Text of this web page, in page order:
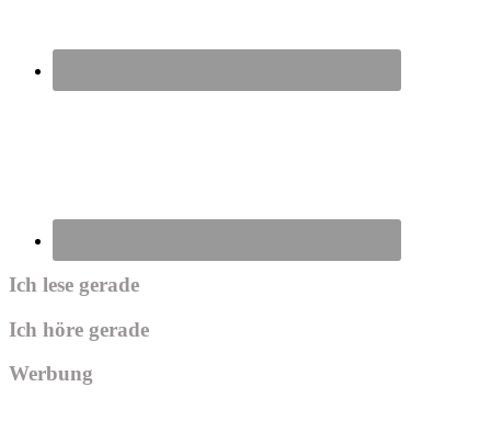
Ich lese gerade
Ich höre gerade
Werbung